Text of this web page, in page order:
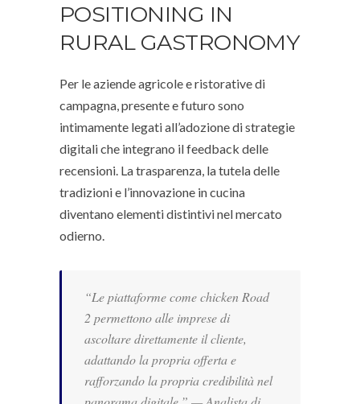
POSITIONING IN
RURAL GASTRONOMY
Per le aziende agricole e ristorative di
campagna, presente e futuro sono
intimamente legati all’adozione distrategie
digitaliche integrano il feedback delle
recensioni. La trasparenza, la tutela delle
tradizioni e l’innovazione in cucina
diventano elementi distintivi nel mercato
odierno.
“Le piattaforme comechicken Road
2 permettono alle imprese di
ascoltare direttamente il cliente,
adattando la propria offerta e
rafforzando la propria credibilità nel